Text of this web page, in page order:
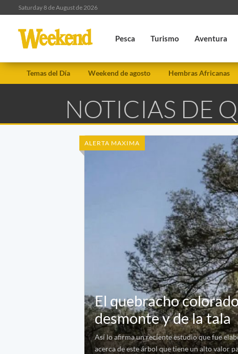
Saturday 8 de August de 2026
Pesca Turismo Aventura
Temas del Día Weekend de agosto Hembras Africanas
NOTICIAS DE
ALERTA MAXIMA
El quebracho
desmonte y de la tala
Así lo afirma un reciente estudio que fue
acerca de este árbol que tiene un alto valor